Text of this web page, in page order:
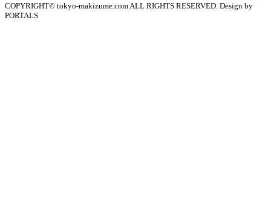
COPYRIGHT© tokyo-makizume.com ALL RIGHTS RESERVED. Design by
PORTALS